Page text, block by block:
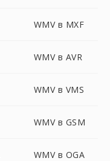
WMV в MXF
WMV в AVR
WMV в VMS
WMV в GSM
WMV в OGA